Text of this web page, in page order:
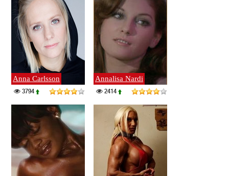
Anna Carlsson
3794
Annalisa Nardi
2414